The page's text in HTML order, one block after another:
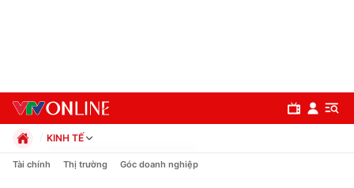
KINH TẾ
Chính trị
Tài chính Thị trường Góc doanh nghiệp